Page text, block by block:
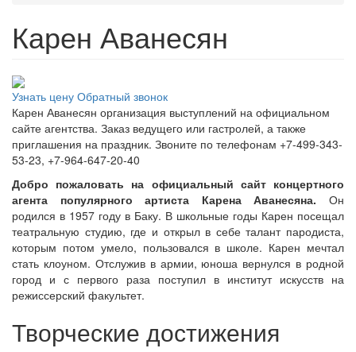
Карен Аванесян
Узнать цену Обратный звонок
Карен Аванесян организация выступлений на официальном
сайте агентства. Заказ ведущего или гастролей, а также
приглашения на праздник. Звоните по телефонам +7-499-343-
53-23, +7-964-647-20-40
Добро пожаловать на официальный сайт концертного
агента популярного артиста Карена Аванесяна. Он
родился в 1957 году в Баку. В школьные годы Карен посещал
театральную студию, где и открыл в себе талант пародиста,
которым потом умело, пользовался в школе. Карен мечтал
стать клоуном. Отслужив в армии, юноша вернулся в родной
город и с первого раза поступил в институт искусств на
режиссерский факультет.
Творческие достижения